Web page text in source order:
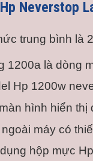
Neverstop
trung bình là
1200a là dòng
Hp 1200w
hình hiển thị
máy có
hộp mực